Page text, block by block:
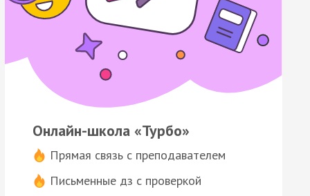
Онлайн-школа «Турбо»
Прямая связь с преподавателем
Письменные дз с проверкой